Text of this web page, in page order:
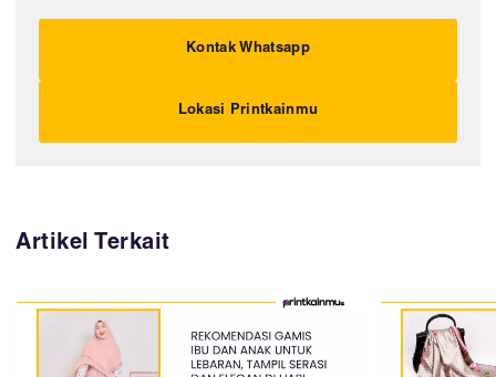
Kontak Whatsapp
Lokasi Printkainmu
Artikel Terkait